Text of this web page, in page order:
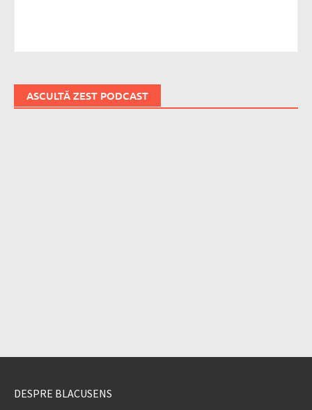
ASCULTĂ ZEST PODCAST
DESPRE BLACUSENS